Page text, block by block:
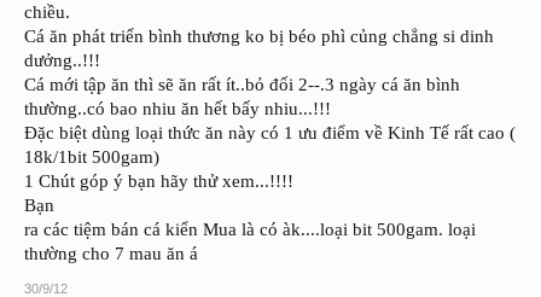
chiều.
Cá ăn phát triển bình thương ko bị béo phì củng chẳng si dinh
dưởng..!!!
Cá mới tập ăn thì sẽ ăn rất ít..bỏ đối 2--.3 ngày cá ăn bình
thường..có bao nhiu ăn hết bấy nhiu...!!!
Đặc biệt dùng loại thức ăn này có 1 ưu điểm về Kinh Tế rất cao (
18k/1bit 500gam)
1 Chút góp ý bạn hãy thử xem...!!!!
Bạn
ra các tiệm bán cá kiển Mua là có àk....loại bit 500gam. loại
thường cho 7 mau ăn á
30/9/12